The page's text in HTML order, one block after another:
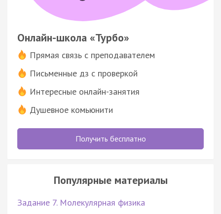
Онлайн-школа «Турбо»
Прямая связь с преподавателем
Письменные дз с проверкой
Интересные онлайн-занятия
Душевное комьюнити
Получить бесплатно
Популярные материалы
Задание 7. Молекулярная физика